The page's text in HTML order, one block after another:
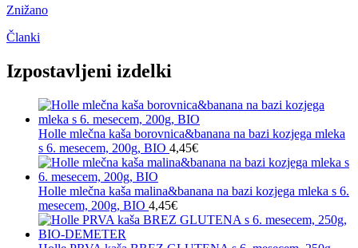
Znižano
Članki
Izpostavljeni izdelki
Holle mlečna kaša borovnica&banana na bazi kozjega mleka
s 6. mesecem, 200g, BIO 4,45€
Holle mlečna kaša malina&banana na bazi kozjega mleka s 6.
mesecem, 200g, BIO 4,45€